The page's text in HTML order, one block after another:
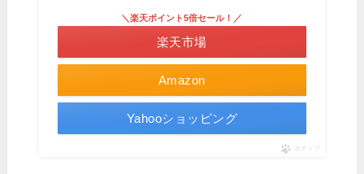
Amazon
＼楽天ポイント5倍セール！／
楽天市場
Yahooショッピング
ポチップ